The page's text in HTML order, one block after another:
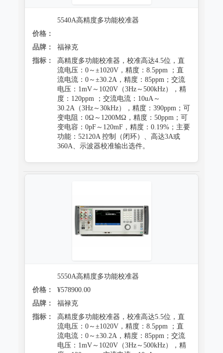
5540A高精度多功能校准器
价格：
品牌：
福禄克
指标：
高精度多功能校准器，校准高达4.5位，直
流电压：0～±1020V，精度：8.5ppm ；直
流电流：0～±30.2A，精度：85ppm；交流
电压：1mV～1020V（3Hz～500kHz），精
度：120ppm ；交流电流：10uA～
30.2A（3Hz～30kHz），精度：390ppm；可
变电阻：0Ω～1200MΩ，精度：50ppm；可
变电容：0pF～120mF，精度：0.19%；主要
功能：52120A 控制（闭环）、高达3A或
360A、示波器校准输出选件。
5550A高精度多功能校准器
价格：
¥578900.00
品牌：
福禄克
指标：
高精度多功能校准器，校准高达5.5位，直
流电压：0～±1020V，精度：8.5ppm ；直
流电流：0～±30.2A，精度：85ppm；交流
电压：1mV～1020V（3Hz～500kHz），精